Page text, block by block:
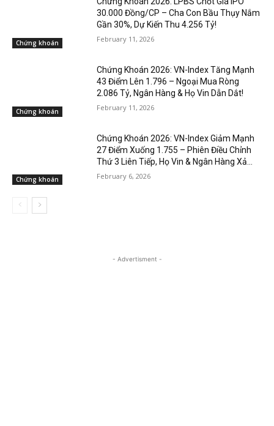
Chứng khoán
30.000 Đồng/CP – Cha Con Bầu Thụy Nắm
Gần 30%, Dự Kiến Thu 4.256 Tỷ!
February 11, 2026
Chứng khoán
Chứng Khoán 2026: VN-Index Tăng Mạnh
43 Điểm Lên 1.796 – Ngoại Mua Ròng
2.086 Tỷ, Ngân Hàng & Họ Vin Dẫn Dắt!
February 11, 2026
Chứng khoán
Chứng Khoán 2026: VN-Index Giảm Mạnh
27 Điểm Xuống 1.755 – Phiên Điều Chỉnh
Thứ 3 Liên Tiếp, Họ Vin & Ngân Hàng Xả...
February 6, 2026
- Advertisment -